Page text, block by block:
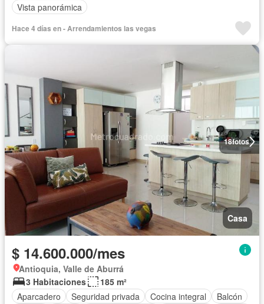
Vista panorámica
Hace 4 días en - Arrendamientos las vegas
18fotos
Casa
$ 14.600.000/mes
Antioquia, Valle de Aburrá
3 Habitaciones
185 m²
Aparcadero
Seguridad privada Cocina integral
Balcón